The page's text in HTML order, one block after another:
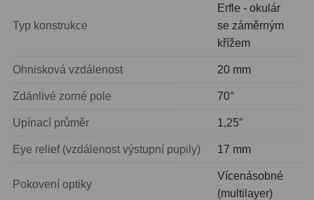
Binohlavy 3
Ostatní 1
Typ konstrukce
Erfle - okulár
se záměrným
křížem
Ohnisková vzdálenost 20 mm
Zdánlivé zorné pole 70°
Upínací průměr 1,25″
Eye relief (vzdálenost výstupní pupily) 17 mm
Pokovení optiky
Vícenásobné
(multilayer)